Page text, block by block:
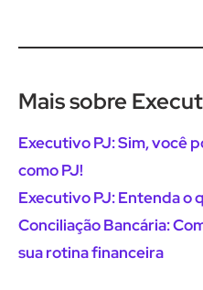
Mais sobre
Executivo PJ: Sim, você
como PJ!
Executivo PJ: Entenda o
Conciliação Bancária:
sua rotina financeira